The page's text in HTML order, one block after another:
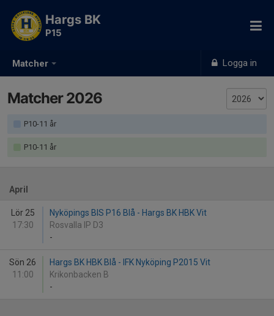
Matcher Logga in
Hargs BK
P15
Matcher 2026
P10-11 år
P10-11 år
April
Lör 25
17:30
Nyköpings BIS P16 Blå - Hargs BK HBK Vit
Rosvalla IP D3
-
Sön 26
11:00
Hargs BK HBK Blå - IFK Nyköping P2015 Vit
Krikonbacken B
-